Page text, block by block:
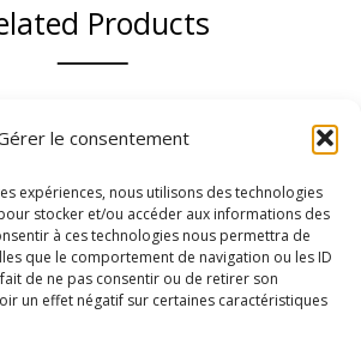
le consentement
expériences, nous utilisons des technologies
stocker et/ou accéder aux informations des
à ces technologies nous permettra de
que le comportement de navigation ou les ID
de ne pas consentir ou de retirer son
un effet négatif sur certaines caractéristiques
Products
Hot -40%